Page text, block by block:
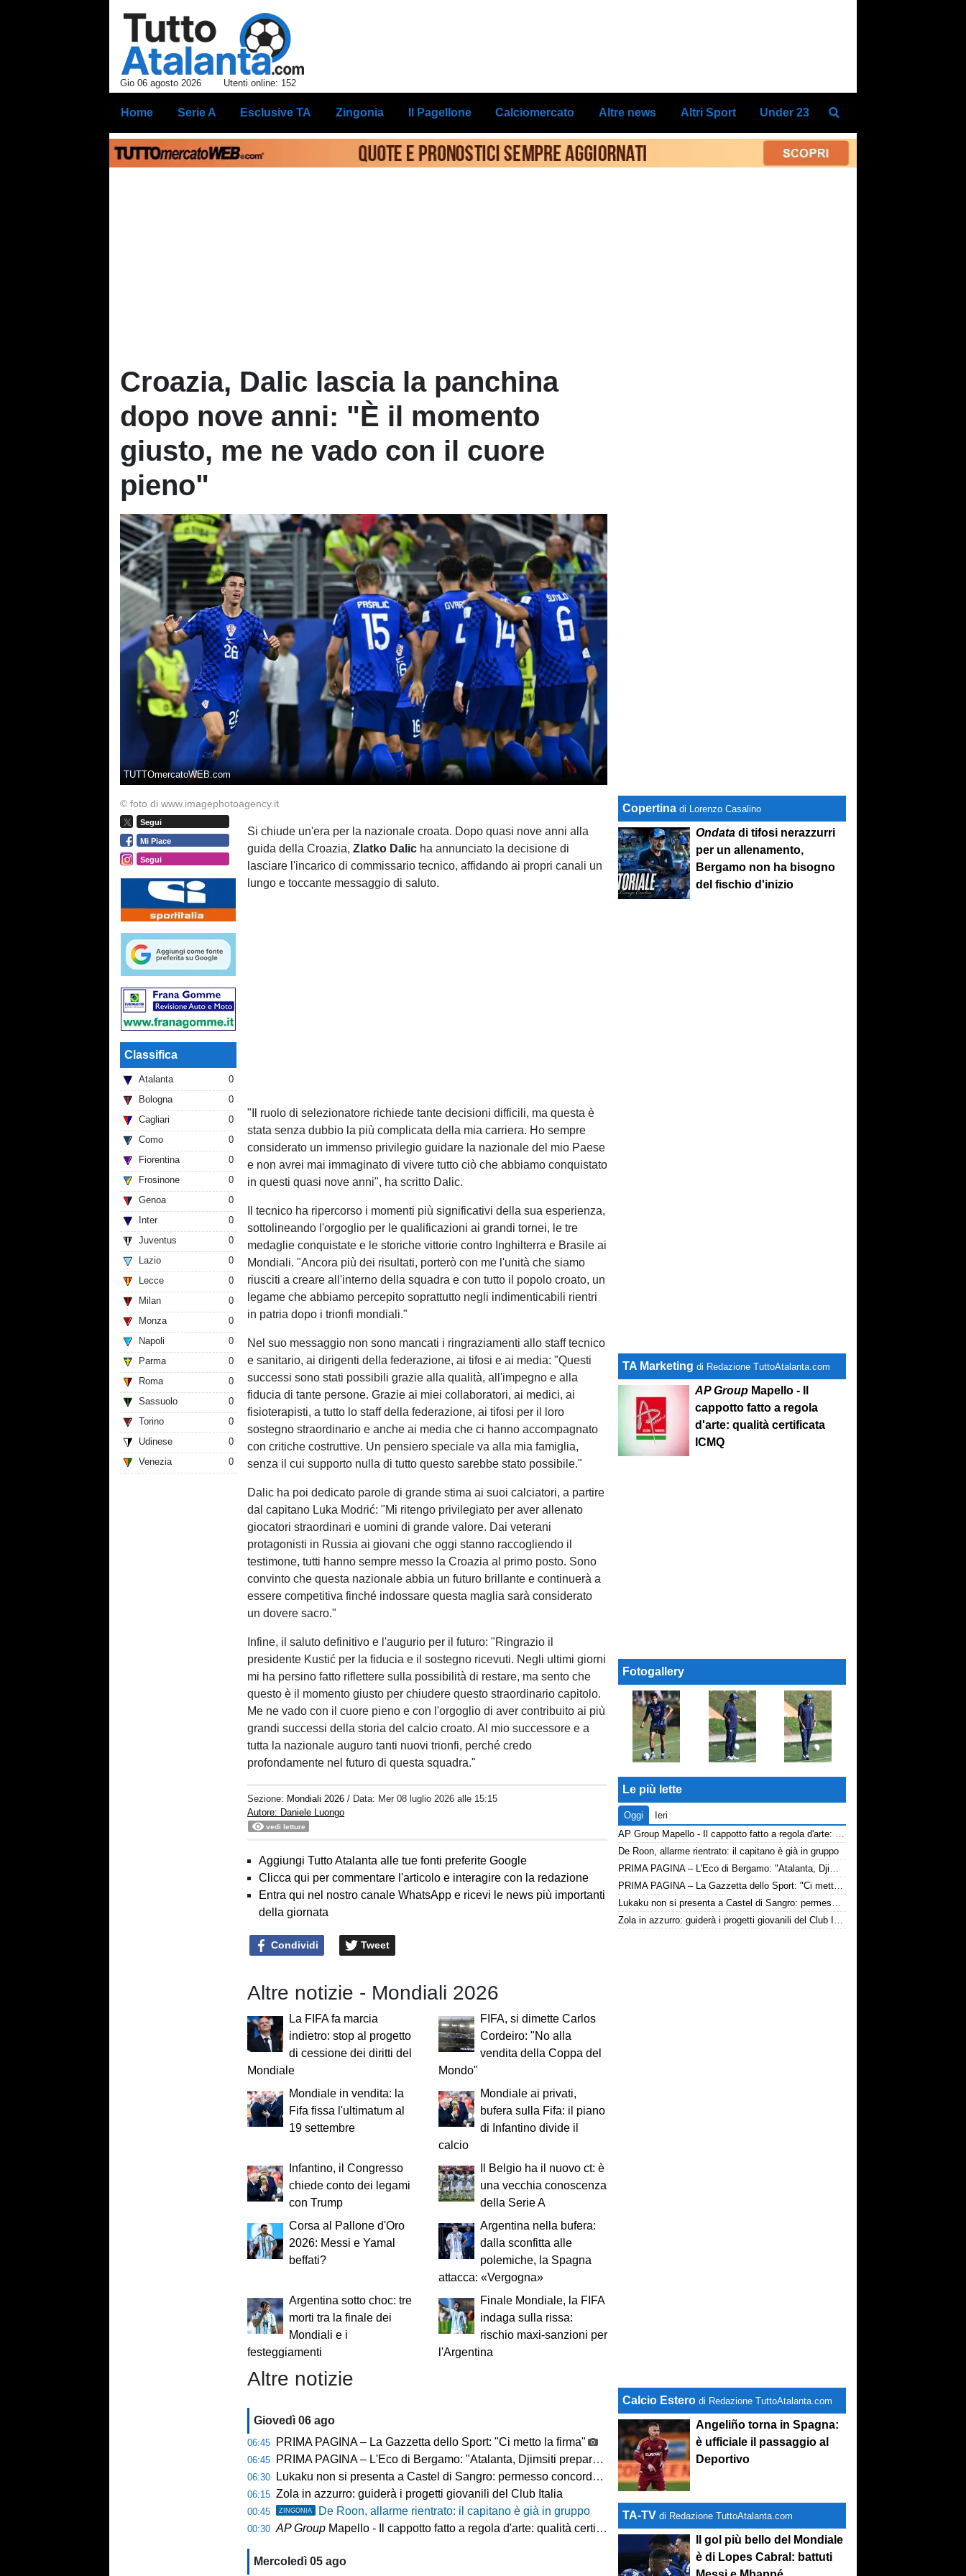
Gio 06 agosto 2026 Utenti online: 152
Home Serie A Esclusive TA Zingonia Il Pagellone Calciomercato Altre news Altri Sport Under 23
Croazia, Dalic lascia la panchina
dopo nove anni: "È il momento
giusto, me ne vado con il cuore
pieno"
TUTTOmercatoWEB.com
© foto di www.imagephotoagency.it
Segui
Mi Piace
Segui
Classifica
Atalanta
0
Bologna
0
Cagliari
0
Como
0
Fiorentina
0
Frosinone
0
Genoa
0
Inter
0
Juventus
0
Lazio
0
Lecce
0
Milan
0
Monza
0
Napoli
0
Parma
0
Roma
0
Sassuolo
0
Torino
0
Udinese
0
Venezia
0
Si chiude un'era per la nazionale croata. Dopo quasi nove anni alla
guida della Croazia,Zlatko Dalic ha annunciato la decisione di
lasciare l'incarico di commissario tecnico, affidando ai propri canali un
lungo e toccante messaggio di saluto.
"Il ruolo di selezionatore richiede tante decisioni difficili, ma questa è
stata senza dubbio la più complicata della mia carriera. Ho sempre
considerato un immenso privilegio guidare la nazionale del mio Paese
e non avrei mai immaginato di vivere tutto ciò che abbiamo conquistato
in questi quasi nove anni", ha scritto Dalic.
Il tecnico ha ripercorso i momenti più significativi della sua esperienza,
sottolineando l'orgoglio per le qualificazioni ai grandi tornei, le tre
medaglie conquistate e le storiche vittorie contro Inghilterra e Brasile ai
Mondiali. "Ancora più dei risultati, porterò con me l'unità che siamo
riusciti a creare all'interno della squadra e con tutto il popolo croato, un
legame che abbiamo percepito soprattutto negli indimenticabili rientri
in patria dopo i trionfi mondiali."
Nel suo messaggio non sono mancati i ringraziamenti allo staff tecnico
e sanitario, ai dirigenti della federazione, ai tifosi e ai media: "Questi
successi sono stati possibili grazie alla qualità, all'impegno e alla
fiducia di tante persone. Grazie ai miei collaboratori, ai medici, ai
fisioterapisti, a tutto lo staff della federazione, ai tifosi per il loro
sostegno straordinario e anche ai media che ci hanno accompagnato
con critiche costruttive. Un pensiero speciale va alla mia famiglia,
senza il cui supporto nulla di tutto questo sarebbe stato possibile."
Dalic ha poi dedicato parole di grande stima ai suoi calciatori, a partire
dal capitano Luka Modrić: "Mi ritengo privilegiato per aver allenato
giocatori straordinari e uomini di grande valore. Dai veterani
protagonisti in Russia ai giovani che oggi stanno raccogliendo il
testimone, tutti hanno sempre messo la Croazia al primo posto. Sono
convinto che questa nazionale abbia un futuro brillante e continuerà a
essere competitiva finché indossare questa maglia sarà considerato
un dovere sacro."
Infine, il saluto definitivo e l'augurio per il futuro: "Ringrazio il
presidente Kustić per la fiducia e il sostegno ricevuti. Negli ultimi giorni
mi ha persino fatto riflettere sulla possibilità di restare, ma sento che
questo è il momento giusto per chiudere questo straordinario capitolo.
Me ne vado con il cuore pieno e con l'orgoglio di aver contribuito ai più
grandi successi della storia del calcio croato. Al mio successore e a
tutta la nazionale auguro tanti nuovi trionfi, perché credo
profondamente nel futuro di questa squadra."
Sezione: Mondiali 2026 / Data: Mer 08 luglio 2026 alle 15:15
Autore: Daniele Luongo
vedi letture
Aggiungi Tutto Atalanta alle tue fonti preferite Google
Clicca qui per commentare l'articolo e interagire con la redazione
Entra qui nel nostro canale WhatsApp e ricevi le news più importanti
della giornata
Condividi Tweet
Altre notizie - Mondiali 2026
La FIFA fa marcia
indietro: stop al progetto
di cessione dei diritti del
Mondiale
FIFA, si dimette Carlos
Cordeiro: "No alla
vendita della Coppa del
Mondo"
Mondiale in vendita: la
Fifa fissa l'ultimatum al
19 settembre
Mondiale ai privati,
bufera sulla Fifa: il piano
di Infantino divide il
calcio
Infantino, il Congresso
chiede conto dei legami
con Trump
Il Belgio ha il nuovo ct: è
una vecchia conoscenza
della Serie A
Corsa al Pallone d'Oro
2026: Messi e Yamal
beffati?
Argentina nella bufera:
dalla sconfitta alle
polemiche, la Spagna
attacca: «Vergogna»
Argentina sotto choc: tre
morti tra la finale dei
Mondiali e i
festeggiamenti
Finale Mondiale, la FIFA
indaga sulla rissa:
rischio maxi-sanzioni per
l'Argentina
Altre notizie
Giovedì 06 ago
06:45 PRIMA PAGINA – La Gazzetta dello Sport: "Ci metto la firma"
06:45 PRIMA PAGINA – L'Eco di Bergamo: "Atalanta, Djimsiti prepara le valigie. Destinazione Arabia"
06:30 Lukaku non si presenta a Castel di Sangro: permesso concordato
06:15 Zola in azzurro: guiderà i progetti giovanili del Club Italia
00:45 ZINGONIA De Roon, allarme rientrato: il capitano è già in gruppo
00:30 AP Group Mapello - Il cappotto fatto a regola d'arte: qualità certificata ICMQ
Mercoledì 05 ago
Copertina di Lorenzo Casalino
Ondata di tifosi nerazzurri
per un allenamento,
Bergamo non ha bisogno
del fischio d'inizio
TA Marketing di Redazione TuttoAtalanta.com
AP Group Mapello - Il
cappotto fatto a regola
d'arte: qualità certificata
ICMQ
Fotogallery
Le più lette
Oggi
Ieri
AP Group Mapello - Il cappotto fatto a regola d'arte: qualità certificata ICMQ
De Roon, allarme rientrato: il capitano è già in gruppo
PRIMA PAGINA – L'Eco di Bergamo: "Atalanta, Djimsiti prepara le valigie. Destinazione Arabia"
PRIMA PAGINA – La Gazzetta dello Sport: "Ci metto la firma"
Lukaku non si presenta a Castel di Sangro: permesso concordato
Zola in azzurro: guiderà i progetti giovanili del Club Italia
Calcio Estero di Redazione TuttoAtalanta.com
Angeliño torna in Spagna:
è ufficiale il passaggio al
Deportivo
TA-TVdi Redazione TuttoAtalanta.com
Il gol più bello del Mondiale
è di Lopes Cabral: battuti